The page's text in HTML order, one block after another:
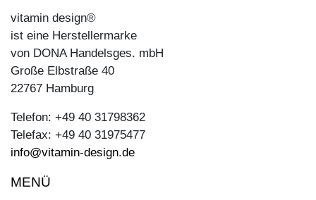
vitamin design®
ist eine Herstellermarke
von DONA Handelsges. mbH
Große Elbstraße 40
22767 Hamburg
Telefon: +49 40 31798362
Telefax: +49 40 31975477
info@vitamin-design.de
MENÜ